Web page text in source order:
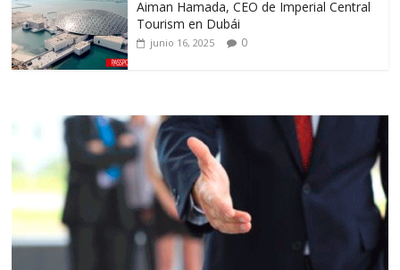
Aiman Hamada, CEO de Imperial Central
Tourism en Dubái
junio 16, 2025 0